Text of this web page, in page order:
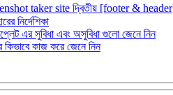
taker site দ্বিতীয় [footer &
নির্দেশিকা
এর সুবিধা এবং অসুবিধা গুলো জেনে নিন
কাজ করে জেনে নিন